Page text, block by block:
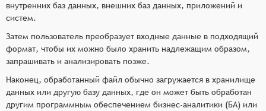
внутренних баз данных, внешних баз данных, приложений и
систем.
Затем пользователь преобразует входные данные в подходящий
формат, чтобы их можно было хранить надлежащим образом,
запрашивать и анализировать позже.
Наконец, обработанный файл обычно загружается в хранилище
данных или другую базу данных, где он может быть обработан
другим программным обеспечением бизнес-аналитики (БА) или